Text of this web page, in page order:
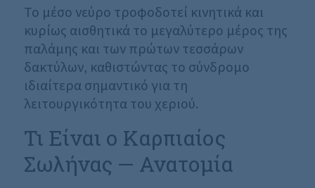
Το μέσο νεύρο τροφοδοτεί κινητικά και
κυρίως αισθητικά το μεγαλύτερο μέρος της
παλάμης και των πρώτων τεσσάρων
δακτύλων, καθιστώντας το σύνδρομο
ιδιαίτερα σημαντικό για τη
λειτουργικότητα του χεριού.
Τι Είναι ο Καρπιαίος
Σωλήνας — Ανατομία